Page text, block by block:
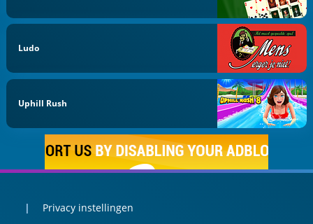
Ludo
Uphill Rush
Privacy instellingen